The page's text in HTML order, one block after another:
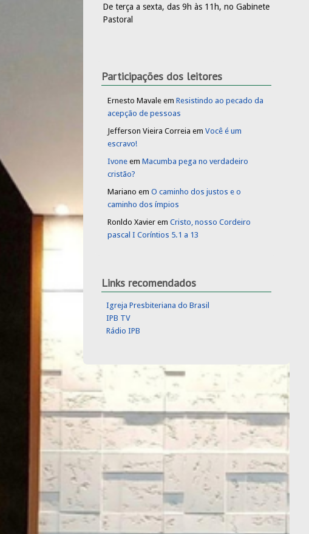
De terça a sexta, das 9h às 11h, no Gabinete
Pastoral
Participações dos leitores
Ernesto Mavaleem Resistindo ao pecado da
acepção de pessoas
Jefferson Vieira Correia em Você é um
escravo!
Ivoneem Macumba pega no verdadeiro
cristão?
Mariano em O caminho dos justos e o
caminho dos ímpios
Ronldo Xavierem Cristo, nosso Cordeiro
pascal I Coríntios 5.1 a 13
Links recomendados
Igreja Presbiteriana do Brasil
IPB TV
Rádio IPB